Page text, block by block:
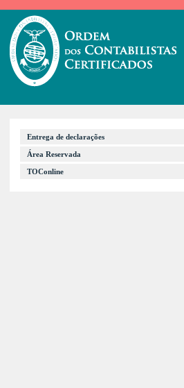
Entrega de declarações
Área Reservada
TOConline